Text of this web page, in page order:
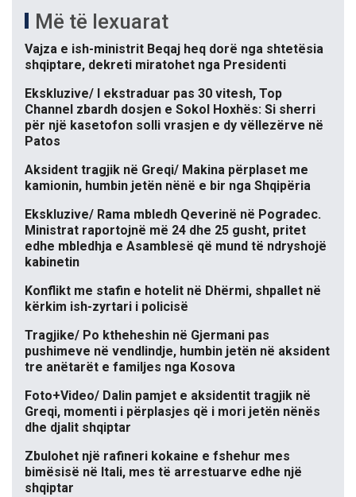
Më të lexuarat
Vajza e ish-ministrit Beqaj heq dorë nga shtetësia
shqiptare, dekreti miratohet nga Presidenti
Ekskluzive/ I ekstraduar pas 30 vitesh, Top
Channel zbardh dosjen e Sokol Hoxhës: Si sherri
për një kasetofon solli vrasjen e dy vëllezërve në
Patos
Aksident tragjik në Greqi/ Makina përplaset me
kamionin, humbin jetën nënë e bir nga Shqipëria
Ekskluzive/ Rama mbledh Qeverinë në Pogradec.
Ministrat raportojnë më 24 dhe 25 gusht, pritet
edhe mbledhja e Asamblesë që mund të ndryshojë
kabinetin
Konflikt me stafin e hotelit në Dhërmi, shpallet në
kërkim ish-zyrtari i policisë
Tragjike/ Po ktheheshin në Gjermani pas
pushimeve në vendlindje, humbin jetën në aksident
tre anëtarët e familjes nga Kosova
Foto+Video/ Dalin pamjet e aksidentit tragjik në
Greqi, momenti i përplasjes që i mori jetën nënës
dhe djalit shqiptar
Zbulohet një rafineri kokaine e fshehur mes
bimësisë në Itali, mes të arrestuarve edhe një
shqiptar